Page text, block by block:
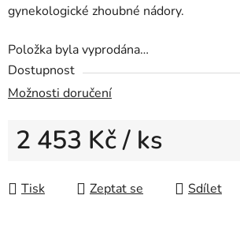
gynekologické zhoubné nádory.
Položka byla vyprodána…
Dostupnost
Možnosti doručení
2 453 Kč/ ks
Tisk
Zeptat se Sdílet